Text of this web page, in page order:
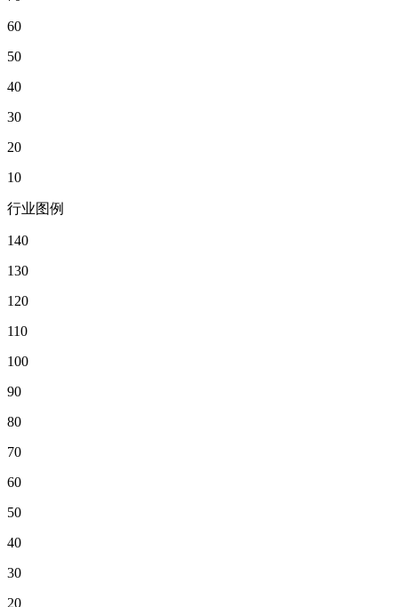
60
50
40
30
20
10
行业图例
140
130
120
110
100
90
80
70
60
50
40
30
20